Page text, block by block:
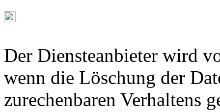
Der Diensteanbieter wird
wenn die Löschung der
zurechenbaren Verhaltens